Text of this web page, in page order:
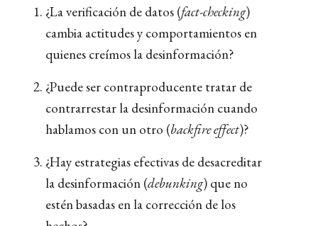
¿La verificación de datos (fact-checking)
cambia actitudes y comportamientos en
quienes creímos la desinformación?
¿Puede ser contraproducente tratar de
contrarrestar la desinformación cuando
hablamos con un otro (backfire effect)?
¿Hay estrategias efectivas de desacreditar
la desinformación (debunking) que no
estén basadas en la corrección de los